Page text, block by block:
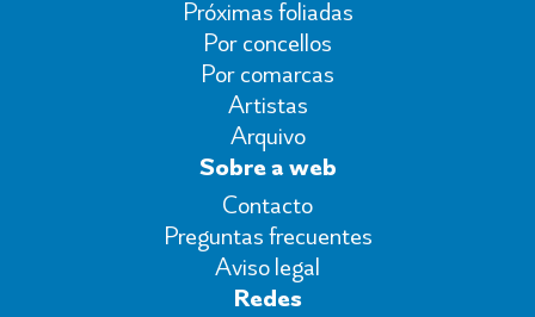
Próximas foliadas
Por concellos
Por comarcas
Artistas
Arquivo
Sobre a web
Contacto
Preguntas frecuentes
Aviso legal
Redes